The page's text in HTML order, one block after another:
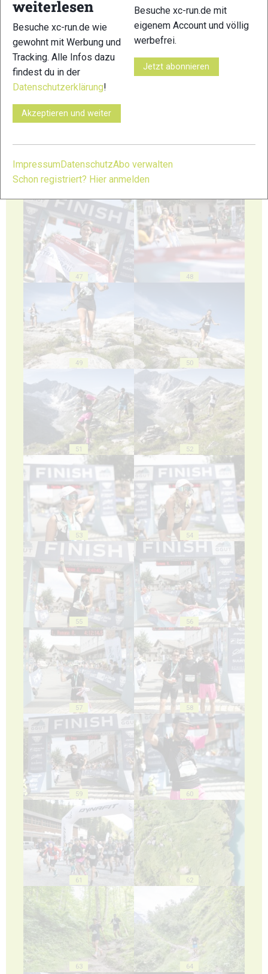
43
47 48
49 50
51 52
53 54
55 56
57 58
59 60
61 62
63 64
weiterlesen
Besuche xc-run.de wie
gewohnt mit Werbung und
Tracking. Alle Infos dazu
findest du in der
Datenschutzerklärung!
Akzeptieren und weiter
Besuche xc-run.de mit
eigenem Account und völlig
werbefrei.
Jetzt abonnieren
ImpressumDatenschutzAbo verwalten
Schon registriert? Hier anmelden